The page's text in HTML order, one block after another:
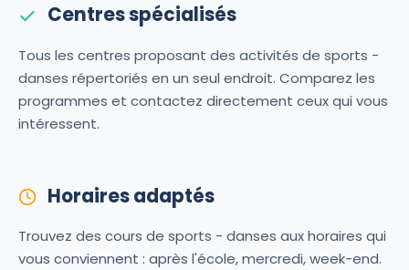
Centres spécialisés
Tous les centres proposant des activités de sports -
danses répertoriés en un seul endroit. Comparez les
programmes et contactez directement ceux qui vous
intéressent.
Horaires adaptés
Trouvez des cours de sports - danses aux horaires qui
vous conviennent : après l'école, mercredi, week-end.